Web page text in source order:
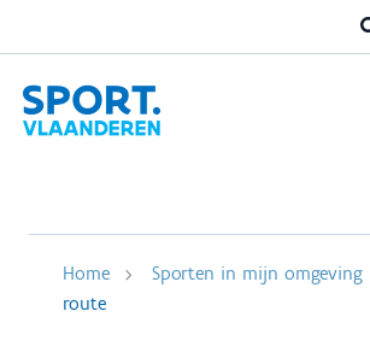
Home Sporten in mijn omgeving
route